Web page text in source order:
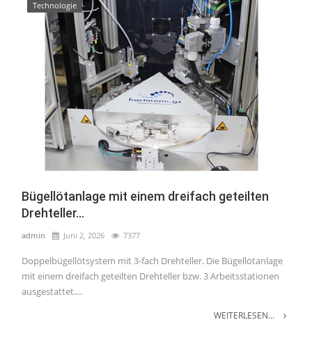
Technologie
Bügellötanlage mit einem dreifach geteilten
Drehteller...
admin Juni 2, 2026 7377
Doppelbügellötsystem mit 3-fach Drehteller. Die Bügellötanlage
mit einem dreifach geteilten Drehteller bzw. 3 Arbeitsstationen
ausgestattet....
WEITERLESEN...